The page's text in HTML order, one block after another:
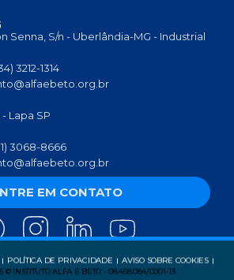
3212-1314
Lapa SP
3068-8666
EM CONTATO
POLÍTICA DE PRIVACIDADE
AVISO SOBRE COOKIES
© INSTITUTO ALFA E BETO - 08.458.084/0001-13